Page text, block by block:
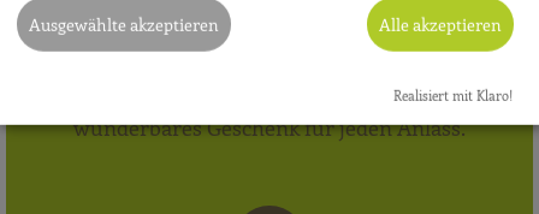
Geschenk-Gutscheine
Schenken Sie Gesundheit und Wohlbefinden. Ein
wunderbares Geschenk für jeden Anlass.
Ausgewählte akzeptieren Alle akzeptieren
Realisiert mit Klaro!